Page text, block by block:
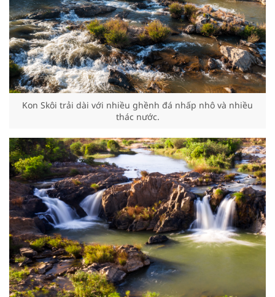
Kon Skôi trải dài với nhiều ghềnh đá nhấp nhô và nhiều
thác nước.